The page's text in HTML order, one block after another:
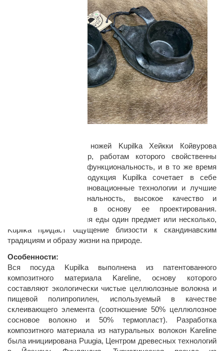
Дизайнер посуды и ножей Kupilka Хейкки Койвурова
известен как инженер, работам которого свойственны
практичный подход и функциональность, и в то же время
изящность форм. Продукция Kupilka сочетает в себе
финские традиции, инновационные технологии и лучшие
материалы. Функциональность, высокое качество и
эстетичность легли в основу ее проектирования.
Используете ли вы для еды один предмет или несколько,
Kupilka придаст ощущение близости к скандинавским
традициям и образу жизни на природе.
Особенности:
Вся посуда Kupilka выполнена из патентованного
композитного материала Kareline, основу которого
составляют экологически чистые целлюлозные волокна и
пищевой полипропилен, используемый в качестве
склеивающего элемента (соотношение 50% целлюлозное
сосновое волокно и 50% термопласт). Разработка
композитного материала из натуральных волокон Kareline
была инициирована Puugia, Центром древесных технологий